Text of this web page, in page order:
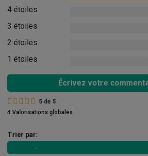
4 étoiles
3 étoiles
2 étoiles
1 étoiles
Écrivez votre
5 de 5
4 Valorisations globales
Trier par: